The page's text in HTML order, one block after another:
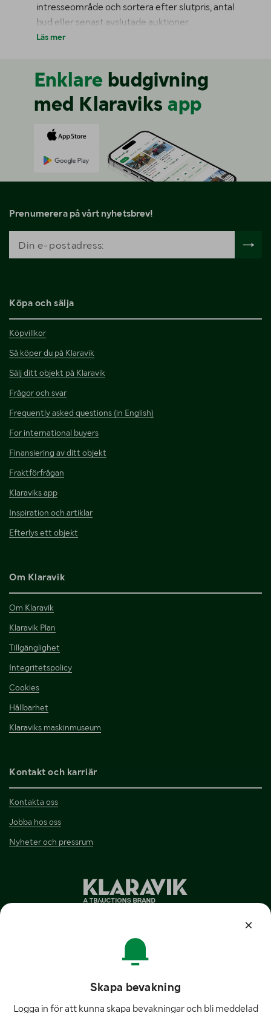
intresseområde och sortera efter slutpris, antal
bud eller senast avslutade auktioner.
Läs mer
Skapa bevakning
Logga in för att kunna skapa bevakningar och bli meddelad
Enklare budgivning
med Klaraviks app
Prenumerera på vårt nyhetsbrev!
Köpa och sälja
Köpvillkor
Så köper du på Klaravik
Sälj ditt objekt på Klaravik
Frågor och svar
Frequently asked questions (in English)
For international buyers
Finansiering av ditt objekt
Fraktförfrågan
Klaraviks app
Inspiration och artiklar
Efterlys ett objekt
Om Klaravik
Om Klaravik
Klaravik Plan
Tillgänglighet
Integritetspolicy
Cookies
Hållbarhet
Klaraviks maskinmuseum
Kontakt och karriär
Kontakta oss
Jobba hos oss
Nyheter och pressrum
Tynäsgatan 10 A
652 16 Karlstad